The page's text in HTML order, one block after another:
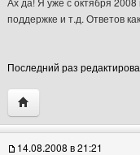
поддержке и т.д. Ответов
Последний раз
Посетить сайт
14.08.2008 в 21:21